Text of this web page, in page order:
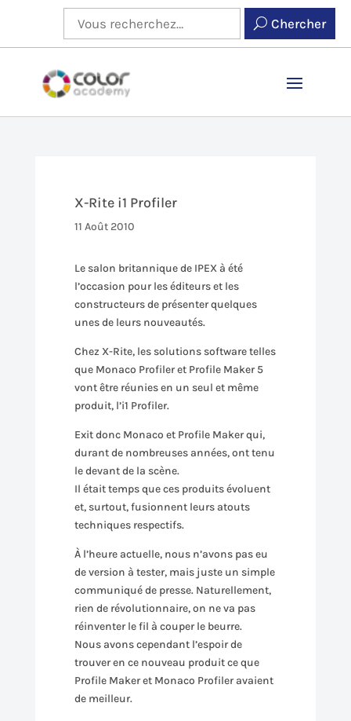
Chercher
X-Rite i1 Profiler
11 Août 2010
Le salon britannique de IPEX à été
l’occasion pour les éditeurs et les
constructeurs de présenter quelques
unes de leurs nouveautés.
Chez X-Rite, les solutions software telles
que Monaco Profiler et Profile Maker 5
vont être réunies en un seul et même
produit, l’i1 Profiler.
Exit donc Monaco et Profile Maker qui,
durant de nombreuses années, ont tenu
le devant de la scène.
Il était temps que ces produits évoluent
et, surtout, fusionnent leurs atouts
techniques respectifs.
À l’heure actuelle, nous n’avons pas eu
de version à tester, mais juste un simple
communiqué de presse. Naturellement,
rien de révolutionnaire, on ne va pas
réinventer le fil à couper le beurre.
Nous avons cependant l’espoir de
trouver en ce nouveau produit ce que
Profile Maker et Monaco Profiler avaient
de meilleur.